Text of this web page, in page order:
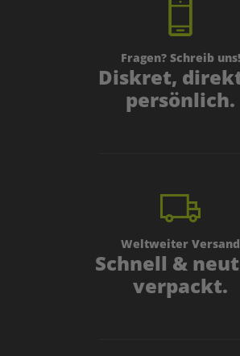
Fragen? Schreib uns!
Diskret,
persönlich.
Weltweiter Versand
Schnell &
verpackt.